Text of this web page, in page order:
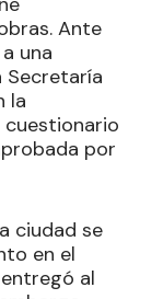
Ante
una
Secretaría
la
por
ciudad se
en el
al